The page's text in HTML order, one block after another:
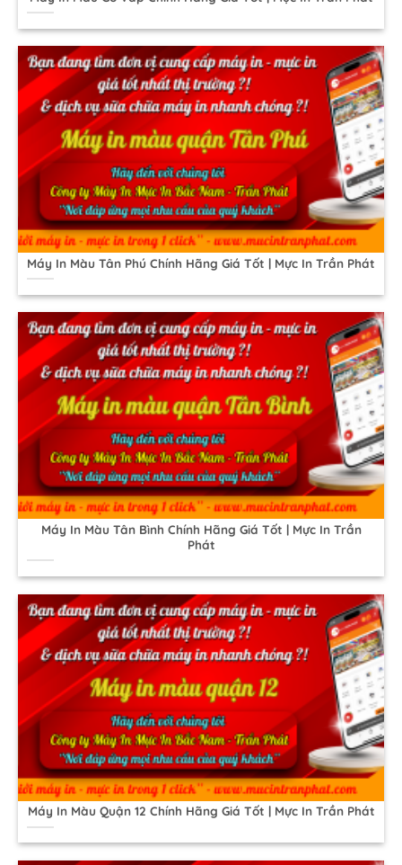
Máy In Màu Tân Phú Chính Hãng Giá Tốt | Mực In Trần Phát
Máy In Màu Tân Bình Chính Hãng Giá Tốt | Mực In Trần
Phát
Máy In Màu Quận 12 Chính Hãng Giá Tốt | Mực In Trần Phát